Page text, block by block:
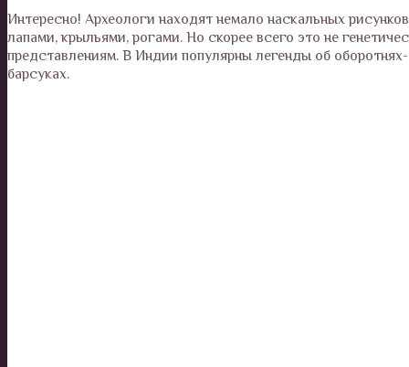
Интересно! Археологи находят немало наскальных
лапами, крыльями, рогами. Но скорее всего это не
представлениям. В Индии популярны легенды об
барсуках.